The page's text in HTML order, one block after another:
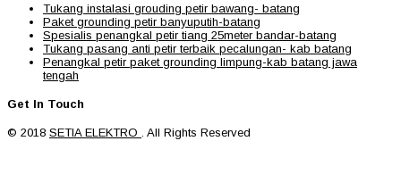
Tukang instalasi grouding petir bawang- batang
Paket grounding petir banyuputih-batang
Spesialis penangkal petir tiang 25meter bandar-batang
Tukang pasang anti petir terbaik pecalungan- kab batang
Penangkal petir paket grounding limpung-kab batang jawa
tengah
Get In Touch
© 2018 SETIA ELEKTRO . All Rights Reserved